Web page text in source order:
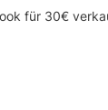
für 30€